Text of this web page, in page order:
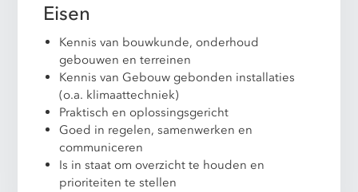
Eisen
Kennis van bouwkunde, onderhoud
gebouwen en terreinen
Kennis van Gebouw gebonden installaties
(o.a. klimaattechniek)
Praktisch en oplossingsgericht
Goed in regelen, samenwerken en
communiceren
Is in staat om overzicht te houden en
prioriteiten te stellen